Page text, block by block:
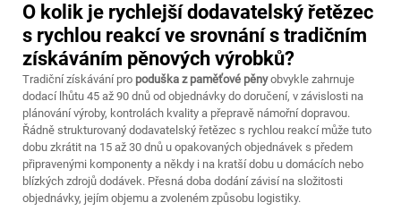
O kolik je rychlejší dodavatelský řetězec
s rychlou reakcí ve srovnání s tradičním
získáváním pěnových výrobků?
Tradiční získávání pro poduška z paměťové pěnyobvykle zahrnuje
dodací lhůtu 45 až 90 dnů od objednávky do doručení, v závislosti na
plánování výroby, kontrolách kvality a přepravě námořní dopravou.
Řádně strukturovaný dodavatelský řetězec s rychlou reakcí může tuto
dobu zkrátit na 15 až 30 dnů u opakovaných objednávek s předem
připravenými komponenty a někdy i na kratší dobu u domácích nebo
blízkých zdrojů dodávek. Přesná doba dodání závisí na složitosti
objednávky, jejím objemu a zvoleném způsobu logistiky.